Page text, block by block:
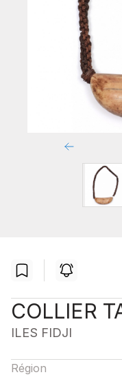
COLLIER
ILES FIDJI
Région